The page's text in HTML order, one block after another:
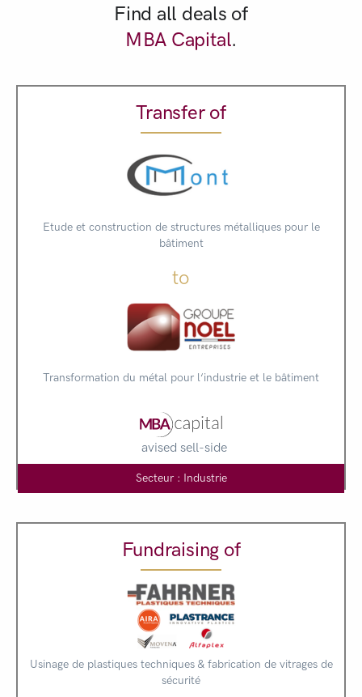
Find all deals of
MBA Capital.
Transfer of
Etude et construction de structures métalliques pour le
bâtiment
to
Transformation du métal pour l‘industrie et le bâtiment
avised sell-side
Secteur : Industrie
Fundraising of
Usinage de plastiques techniques & fabrication de vitrages de
sécurité